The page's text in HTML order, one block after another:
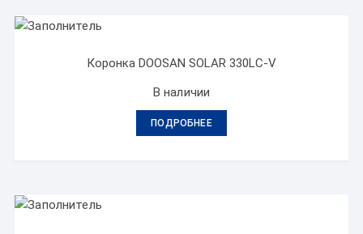
Коронка DOOSAN SOLAR 330LC-V
В наличии
ПОДРОБНЕЕ